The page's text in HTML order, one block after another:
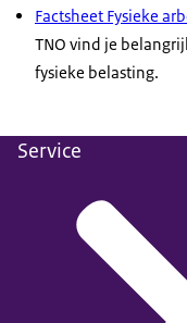
Factsheet Fysieke
TNO vind je
fysieke belasting.
Service